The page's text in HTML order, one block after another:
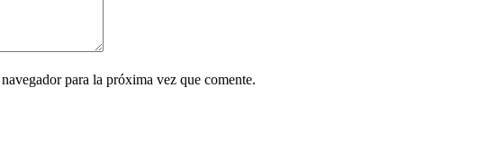
para la próxima vez que comente.